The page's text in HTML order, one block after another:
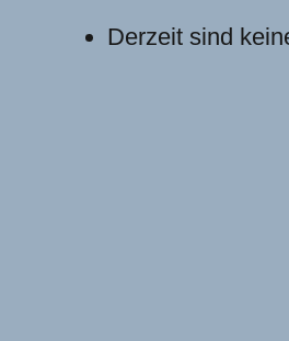
Derzeit sind